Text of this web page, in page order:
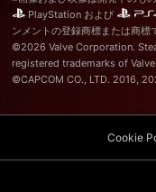
PlayStation および
ンメントの登録商標または商標
©2026 Valve Corporation.
registered trademarks of
©CAPCOM CO., LTD. 2016,
Cookie